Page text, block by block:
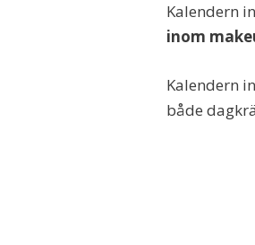
Kalendern
inom
Kalendern
både